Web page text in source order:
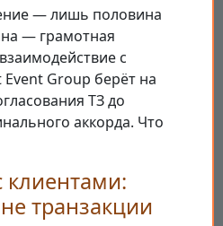
— лишь половина
— грамотная
с
Group берёт на
ТЗ до
аккорда. Что
клиентами:
транзакции